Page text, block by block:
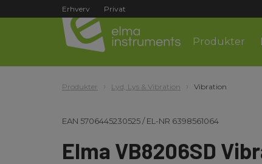
Erhverv Privat
Produkter
Produkter Lyd, Lys & Vibration Vibration
EAN 5706445230525/EL-NR 6398561064
Elma VB8206SD